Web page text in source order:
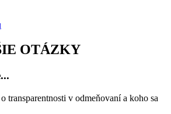
OTÁZKY
transparentnosti v odmeňovaní a koho sa